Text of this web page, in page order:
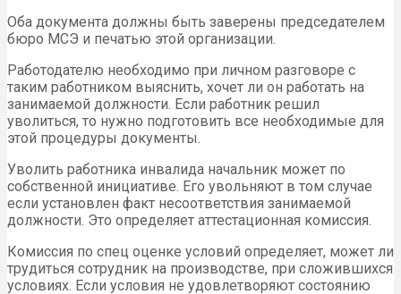
Оба документа должны быть заверены председателем
бюро МСЭ и печатью этой организации.
Работодателю необходимо при личном разговоре с
таким работником выяснить, хочет ли он работать на
занимаемой должности. Если работник решил
уволиться, то нужно подготовить все необходимые для
этой процедуры документы.
Уволить работника инвалида начальник может по
собственной инициативе. Его увольняют в том случае
если установлен факт несоответствия занимаемой
должности. Это определяет аттестационная комиссия.
Комиссия по спец оценке условий определяет, может ли
трудиться сотрудник на производстве, при сложившихся
условиях. Если условия не удовлетворяют состоянию